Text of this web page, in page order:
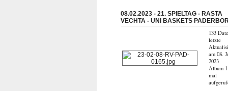
08.02.2023 - 21. SPIELTAG - RASTA
VECHTA - UNI BASKETS
133
letzte
am 08.
2023
Album
mal